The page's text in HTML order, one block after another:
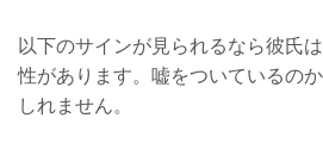
彼氏に優しく確認をする
2人でルールを作る
以下のサインが見られるなら彼氏
性があります。嘘をついているの
しれません。